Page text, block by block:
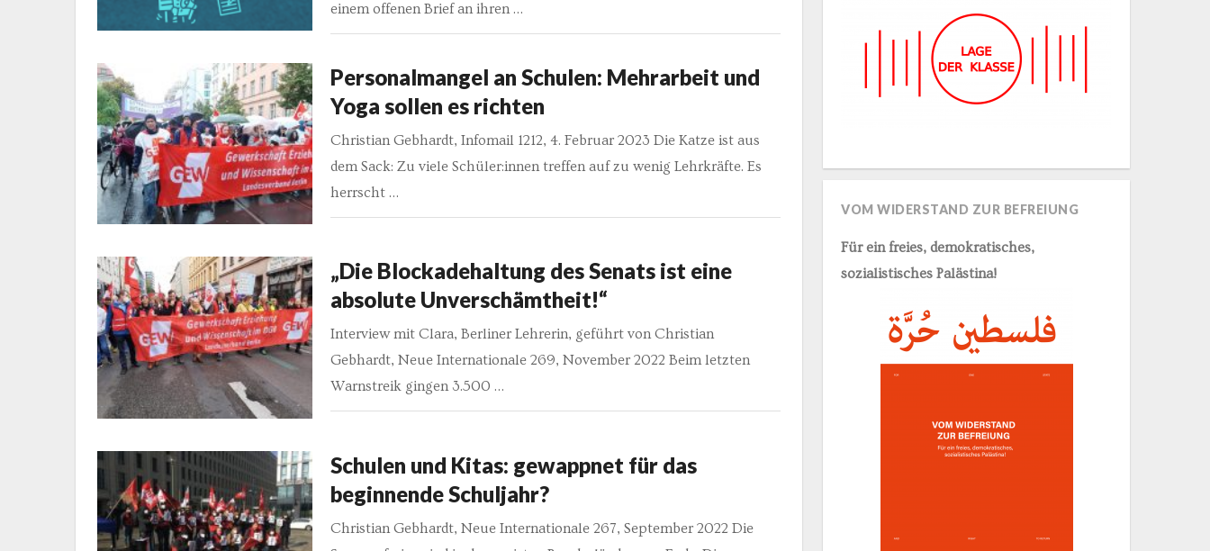
einem offenen Brief an ihren …
Personalmangel an Schulen: Mehrarbeit und
Yoga sollen es richten
Christian Gebhardt, Infomail 1212, 4. Februar 2023 Die Katze ist aus
dem Sack: Zu viele Schüler:innen treffen auf zu wenig Lehrkräfte. Es
herrscht …
„Die Blockadehaltung des Senats ist eine
absolute Unverschämtheit!“
Interview mit Clara, Berliner Lehrerin, geführt von Christian
Gebhardt, Neue Internationale 269, November 2022 Beim letzten
Warnstreik gingen 3.500 …
Schulen und Kitas: gewappnet für das
beginnende Schuljahr?
Christian Gebhardt, Neue Internationale 267, September 2022 Die
VOM WIDERSTAND ZUR BEFREIUNG
Für ein freies, demokratisches,
sozialistisches Palästina!